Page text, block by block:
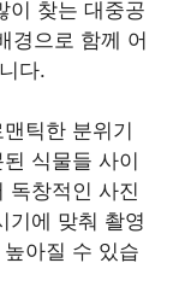
이 찾는 대중공
경으로 함께 어
다.
틱한 분위기
식물들 사이
독창적인 사진
기에 맞춰 촬영
아질 수 있습